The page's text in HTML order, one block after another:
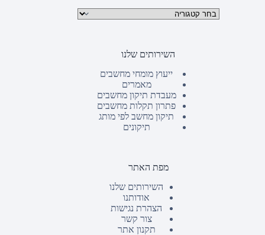
קטגוריות מוצרים
השירותים שלנו
ייעוץ מומחי מחשבים
מאמרים
מעבדת תיקון מחשבים
פתרון תקלות מחשבים
תיקון מחשב לפי מותג
תיקונים
מפת האתר
השירותים שלנו
אודותנו
הצהרת נגישות
צור קשר
תקנון אתר